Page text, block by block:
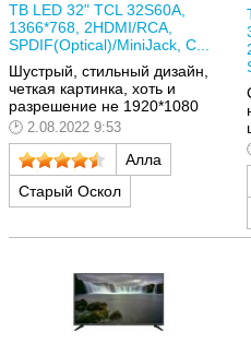
ТВ LED 32" TCL 32S60A,
1366*768, 2HDMI/RCA,
SPDIF(Optical)/MiniJack, C...
Шустрый, стильный дизайн,
четкая картинка, хоть и
разрешение не 1920*1080
2.08.2022 9:53
Алла
Старый Оскол